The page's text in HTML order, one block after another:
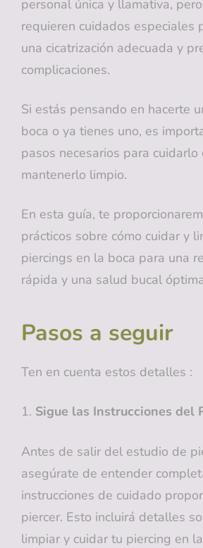
personal única y llamativa,
requieren cuidados especiales
una cicatrización adecuada y
complicaciones.
Si estás pensando en hacerte
boca o ya tienes uno, es
pasos necesarios para cuidarlo
mantenerlo limpio.
En esta guía, te
prácticos sobre cómo cuidar y
piercings en la boca para una
rápida y una salud bucal
Pasos a seguir
Ten en cuenta estos detalles :
1. Sigue las Instrucciones del
Antes de salir del estudio de
asegúrate de entender
instrucciones de cuidado
piercer. Esto incluirá detalles
limpiar y cuidar tu piercing en